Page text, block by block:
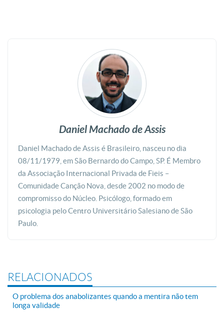
Daniel Machado de Assis
Daniel Machado de Assis é Brasileiro, nasceu no dia
08/11/1979, em São Bernardo do Campo, SP. É Membro
da Associação Internacional Privada de Fieis –
Comunidade Canção Nova, desde 2002 no modo de
compromisso do Núcleo. Psicólogo, formado em
psicologia pelo Centro Universitário Salesiano de São
Paulo.
RELACIONADOS
O problema dos anabolizantes quando a mentira não tem
longa validade